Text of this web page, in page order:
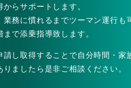
らサポートします。
業務に慣れるまでツーマン運行も
で添乗指導致します。
請し取得することで自分時間・家
りましたら是非ご相談ください。